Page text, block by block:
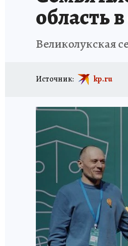
область
Великолукская
Источник: kp.ru